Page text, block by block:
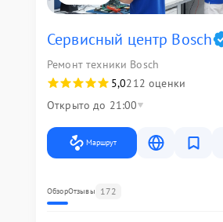
Сервисный центр Bosch
Ремонт техники Bosch
5,0212 оценки
Открыто до 21:00
Маршрут
ОбзорОтзывы 172